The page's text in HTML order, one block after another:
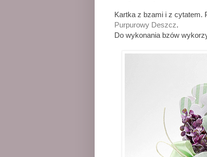
Kartka z bzami i z cytatem.
Purpurowy Deszcz.
Do wykonania bzów